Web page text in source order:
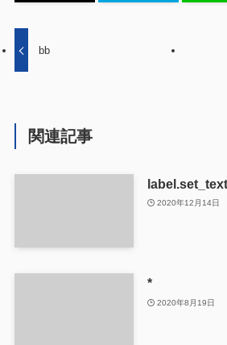
bb
関連記事
2020年12月14日
*
2020年8月19日